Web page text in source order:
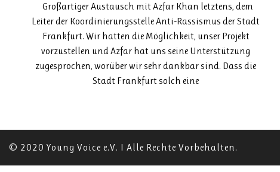
Großartiger Austausch mit Azfar Khan letztens, dem
Leiter der Koordinierungsstelle Anti-Rassismus der Stadt
Frankfurt. Wir hatten die Möglichkeit, unser Projekt
vorzustellen und Azfar hat uns seine Unterstützung
zugesprochen, worüber wir sehr dankbar sind. Dass die
Stadt Frankfurt solch eine
© 2020 Young Voice e.V. I Alle Rechte Vorbehalten.